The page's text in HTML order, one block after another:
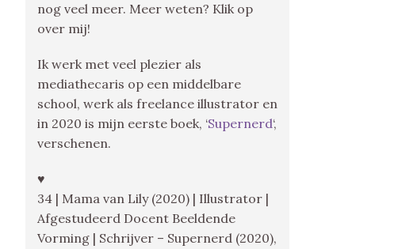
nog veel meer. Meer weten? Klik op
over mij!
Ik werk met veel plezier als
mediathecaris op een middelbare
school, werk als freelance illustrator en
in 2020 is mijn eerste boek, ‘Supernerd‘,
verschenen.
♥
34 | Mama van Lily (2020) | Illustrator |
Afgestudeerd Docent Beeldende
Vorming | Schrijver – Supernerd (2020),